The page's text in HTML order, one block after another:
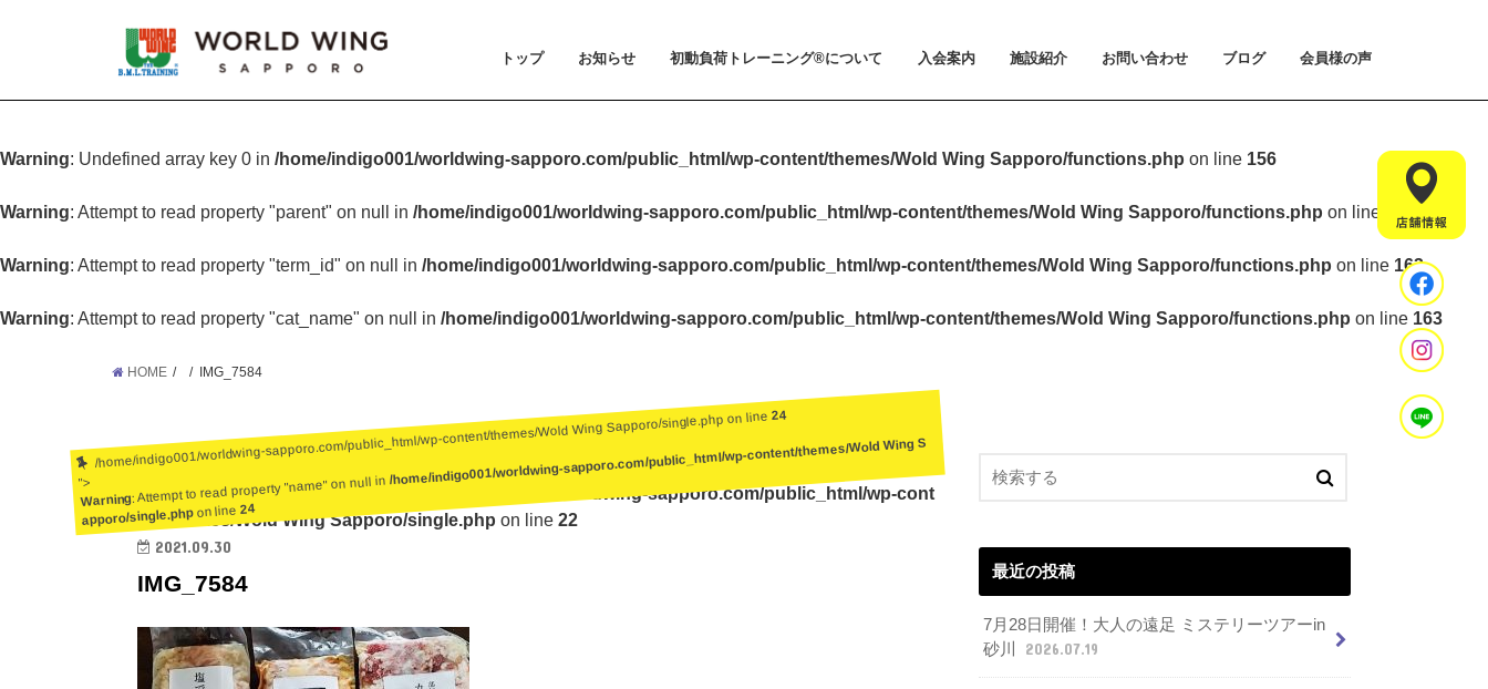
トップ お知らせ
お知らせ
メディア掲載
初動負荷トレーニング®について
初動負荷トレーニング®とは
小山 裕史博士のご紹介
BeMoLo®シューズについて
入会案内
入会案内
料金とお支払い方法について
体験会とトライアルプランについて
ビジター利用のご案内
会員規約
施設紹介
施設紹介
設置マシンのご紹介
アクセス
スタッフ紹介
お問い合わせ
お問い合わせ
入会手続きのご予約
体験会のご予約
見学・相談のご予約
よくあるご質問
ブログ 会員様の声
Warning: Undefined array key 0 in /home/indigo001/worldwing-sapporo.com/public_html/wp-content/themes/Wold Wing Sapporo/functions.php on line 156
Warning: Attempt to read property "parent" on null in /home/indigo001/worldwing-sapporo.com/public_html/wp-content/themes/Wold Wing Sapporo/functions.php on line 157
Warning: Attempt to read property "term_id" on null in /home/indigo001/worldwing-sapporo.com/public_html/wp-content/themes/Wold Wing Sapporo/functions.php on line 163
Warning: Attempt to read property "cat_name" on null in /home/indigo001/worldwing-sapporo.com/public_html/wp-content/themes/Wold Wing Sapporo/functions.php on line 163
HOME IMG_7584
Warning: Undefined array key 0 in
/home/indigo001/worldwing-sapporo.com/public_html/wp-cont
ent/themes/Wold Wing Sapporo/single.php on line 22
/home/indigo001/worldwing-sapporo.com/public_html/wp-content/themes/Wold Wing Sapporo/single.php on line24
">
Warning: Attempt to read property "name" on null in
/home/indigo001/worldwing-sapporo.com/public_html/wp-content/themes/Wold Wing S
apporo/single.phpon line24
2021.09.30
IMG_7584 最近の投稿
7月28日開催！大人の遠足 ミステリーツアーin
砂川
2026.07.19